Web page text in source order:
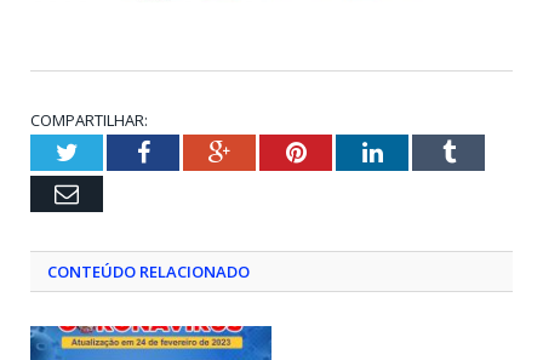
COMPARTILHAR:
TwitterFacebookGoogle+PinterestLinkedInTumblr
Email
CONTEÚDO RELACIONADO